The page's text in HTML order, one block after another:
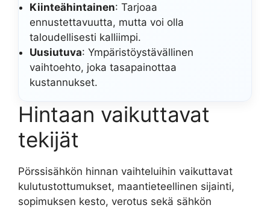
Kiinteähintainen: Tarjoaa
ennustettavuutta, mutta voi olla
taloudellisesti kalliimpi.
Uusiutuva: Ympäristöystävällinen
vaihtoehto, joka tasapainottaa
kustannukset.
Hintaan vaikuttavat
tekijät
Pörssisähkön hinnan vaihteluihin vaikuttavat
kulutustottumukset, maantieteellinen sijainti,
sopimuksen kesto, verotus sekä sähkön